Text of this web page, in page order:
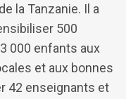
la Tanzanie. Il a
500
000 enfants aux
et aux bonnes
42 enseignants et